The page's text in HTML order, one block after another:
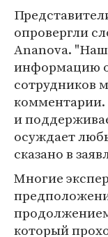
опровергли
Ananova. "Наш
информацию
сотрудников
комментарии.
и
осуждает
сказано в
Многие
который